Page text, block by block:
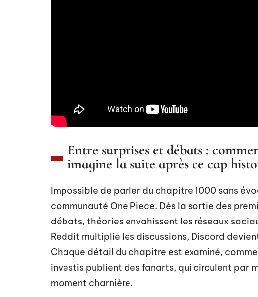
Entre surprises et débats :
imagine la suite après ce cap
Impossible de parler du chapitre 1000 sans
communauté One Piece. Dès la sortie des
débats, théories envahissent les réseaux
Reddit multiplie les discussions, Discord
Chaque détail du chapitre est examiné,
investis publient des fanarts, qui circulent par
moment charnière.